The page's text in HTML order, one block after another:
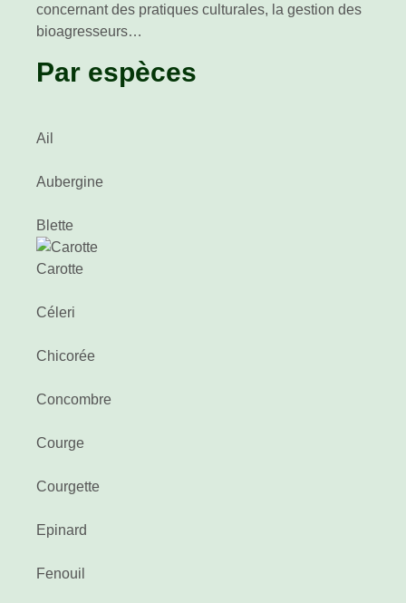
concernant des pratiques culturales, la gestion des
bioagresseurs…
Par espèces
Ail
Aubergine
Blette
Carotte
Céleri
Chicorée
Concombre
Courge
Courgette
Epinard
Fenouil